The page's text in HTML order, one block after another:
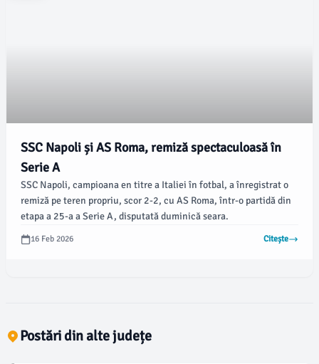
SSC Napoli și AS Roma, remiză spectaculoasă în
Serie A
SSC Napoli, campioana en titre a Italiei în fotbal, a înregistrat o
remiză pe teren propriu, scor 2-2, cu AS Roma, într-o partidă din
etapa a 25-a a Serie A, disputată duminică seara.
16 Feb 2026 Citește
Postări din alte județe